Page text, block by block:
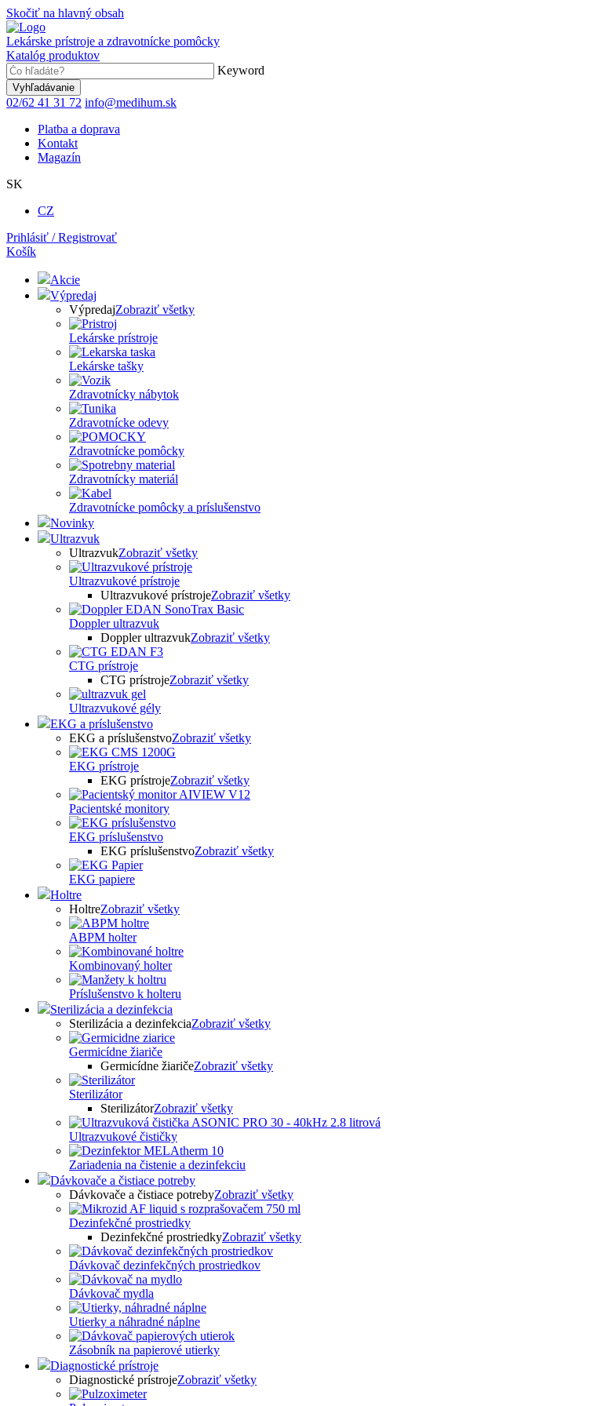
Skočiť na hlavný obsah
Lekárske prístroje a zdravotnícke pomôcky
Katalóg produktov
Keyword
02/62 41 31 72 info@medihum.sk
Platba a doprava
Kontakt
Magazín
SK
CZ
Prihlásiť / Registrovať
Košík
Akcie
Výpredaj
VýpredajZobraziť všetky
Lekárske prístroje
Lekárske tašky
Zdravotnícky nábytok
Zdravotnícke odevy
Zdravotnícke pomôcky
Zdravotnícky materiál
Zdravotnícke pomôcky a príslušenstvo
Novinky
Ultrazvuk
UltrazvukZobraziť všetky
Ultrazvukové prístroje
Ultrazvukové prístrojeZobraziť všetky
Doppler ultrazvuk
Doppler ultrazvukZobraziť všetky
CTG prístroje
CTG prístrojeZobraziť všetky
Ultrazvukové gély
EKG a príslušenstvo
EKG a príslušenstvoZobraziť všetky
EKG prístroje
EKG prístrojeZobraziť všetky
Pacientské monitory
EKG príslušenstvo
EKG príslušenstvoZobraziť všetky
EKG papiere
Holtre
HoltreZobraziť všetky
ABPM holter
Kombinovaný holter
Príslušenstvo k holteru
Sterilizácia a dezinfekcia
Sterilizácia a dezinfekciaZobraziť všetky
Germicídne žiariče
Germicídne žiaričeZobraziť všetky
Sterilizátor
SterilizátorZobraziť všetky
Ultrazvukové čističky
Zariadenia na čistenie a dezinfekciu
Dávkovače a čistiace potreby
Dávkovače a čistiace potrebyZobraziť všetky
Dezinfekčné prostriedky
Dezinfekčné prostriedkyZobraziť všetky
Dávkovač dezinfekčných prostriedkov
Dávkovač mydla
Utierky a náhradné náplne
Zásobník na papierové utierky
Diagnostické prístroje
Diagnostické prístrojeZobraziť všetky